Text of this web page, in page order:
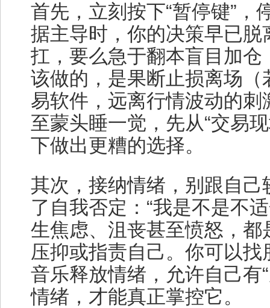
首先，立刻按下“暂停键”，
据主导时，你的决策早已
扛，要么急于翻本盲目加
该做的，是果断止损离场
易软件，远离行情波动的
至蒙头睡一觉，先从“交易
下做出更糟的选择。
其次，接纳情绪，别跟自
了自我否定：“我是不是不
生焦虑、沮丧甚至愤怒，
压抑或指责自己。你可以
音乐释放情绪，允许自己
情绪，才能真正掌控它。